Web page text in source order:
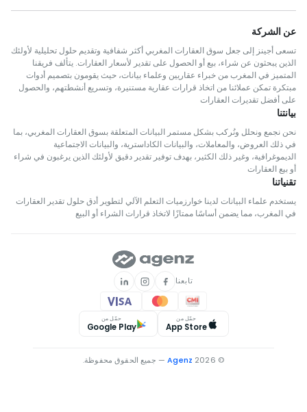
عن الشركة
تسعى أجينز إلى جعل سوق العقارات المغربي أكثر شفافية وتقديم حلول تحليلية لأولئك
الذين يبحثون عن شراء، بيع أو الحصول على تقدير لأسعار العقارات. يتألف فريقنا
المتميز في المغرب من خبراء عقاريين وعلماء بيانات، حيث يقومون بتصميم أدوات
مبتكرة تمكن عملائنا من اتخاذ قرارات عقارية مستنيرة، وتسريع أنشطتهم، والحصول
على أفضل تقديرات العقارات
بيانتنا
نحن نجمع ونحلل ونُركب بشكل مستمر البيانات المتعلقة بسوق العقارات المغربي، بما
في ذلك العروض، والمعاملات، والبيانات الكاداسترية، والبيانات الاجتماعية
الديموغرافية، وغير ذلك الكثير، بهدف توفير تقدير دقيق لأولئك الذين يرغبون في شراء
أو بيع العقارات
تقنياتنا
يستخدم علماء البيانات لدينا خوارزميات التعلم الآلي لتطوير أدق حلول تقدير العقارات
في المغرب، مما يضمن أساسًا ممتازًا لاتخاذ قرارات الشراء أو البيع
تابعنا
حمّل من
App Store
حمّل من
Google Play
© 2026
Agenz— جميع الحقوق محفوظة.